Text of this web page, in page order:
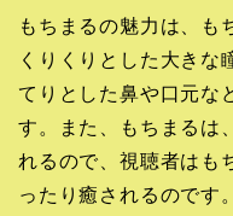
もちまるの魅力は、も
くりくりとした大きな
てりとした鼻や口元な
す。また、もちまるは
れるので、視聴者はも
ったり癒されるのです